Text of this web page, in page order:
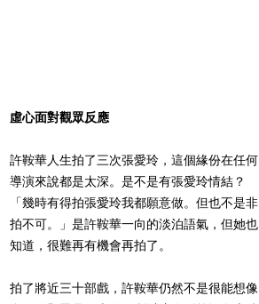
虛心面對觀眾反應
許鞍華人生拍了三次張愛玲，這個緣份在任何
導演來說都是太深。是不是有張愛玲情結？
「幾時有得拍張愛玲我都願意做。但也不是非
拍不可。」是許鞍華一向的淡泊語氣，但她也
知道，很難再有機會再拍了。
拍了將近三十部戲，許鞍華仍然不是很能想像